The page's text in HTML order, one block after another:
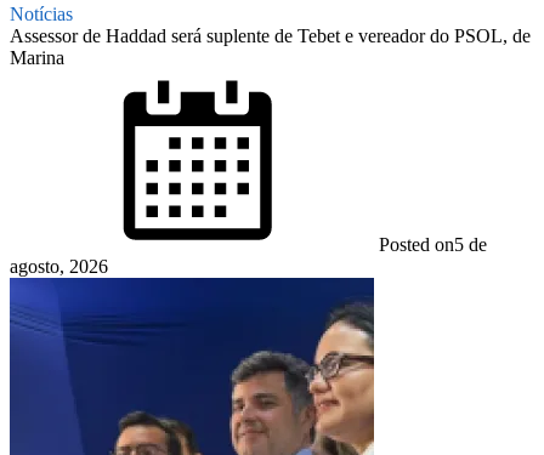
Notícias
Assessor de Haddad será suplente de Tebet e vereador do PSOL, de
Marina
Posted on5 de
agosto, 2026